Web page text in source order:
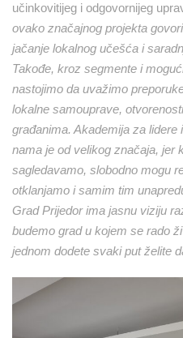
učinkovitijeg i odgovornijeg
ovako značajnog projekta
jačanje lokalnog učešća i
Takođe, kroz segmente i
nastojimo da uvažimo
lokalne samouprave,
građanima. Akademija za
nama je od velikog značaja, jer
sagledavamo, slobodno mogu
otklanjamo i samim tim
Grad Prijedor ima jasnu viziju
budemo grad u kojem se rado
jednom dodete svaki put želite